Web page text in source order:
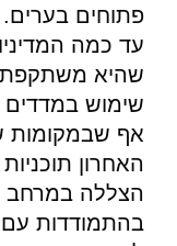
פתוחים
עד כמה
שהיא
שימוש
אף שבמקומות
האחרון
הצללה במרחב
בהתמודדות עם